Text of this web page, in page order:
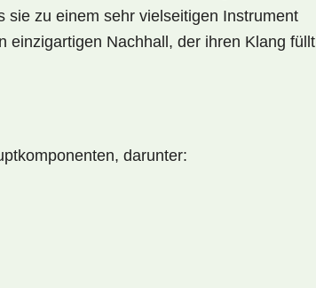
zu einem sehr vielseitigen Instrument
einzigartigen Nachhall, der ihren Klang füllt
darunter: